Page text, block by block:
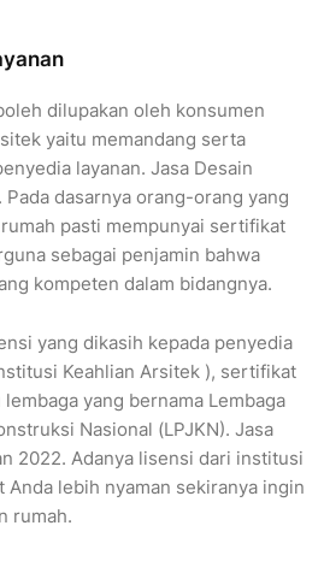
dilupakan oleh konsumen
yaitu memandang serta
layanan. Jasa Desain
dasarnya orang-orang yang
pasti mempunyai sertifikat
sebagai penjamin bahwa
kompeten dalam bidangnya.
yang dikasih kepada penyedia
Keahlian Arsitek ), sertifikat
yang bernama Lembaga
Nasional (LPJKN). Jasa
2022. Adanya lisensi dari institusi
lebih nyaman sekiranya ingin
rumah.